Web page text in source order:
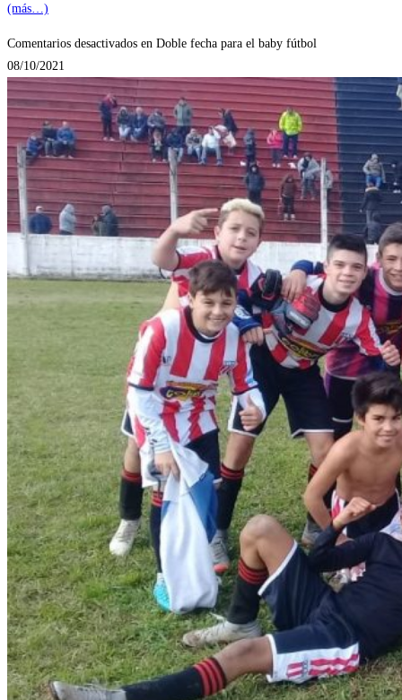
(más…)
Comentarios desactivados en Doble fecha para el baby fútbol
08/10/2021